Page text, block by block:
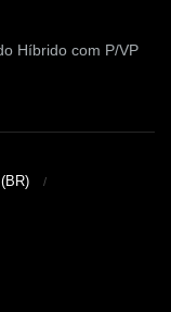
Híbrido com P/VP